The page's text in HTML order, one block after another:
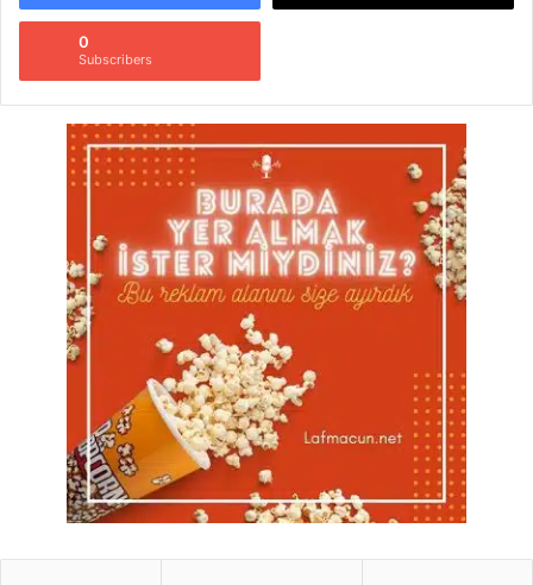
0
Subscribers